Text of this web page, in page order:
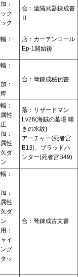
：
ク
ク
合：遠隔武器錬成書
Ⅱ
：
店：カーテンコール
Ep-1開始後
：
：
合：弩錬成秘伝書
：
性
：
性
ダ
落：リザードマン
Lv26(海賊の墓場 嘆
きの水紋)
アーチャー(死者宮
B13)、ブラッドハ
ンター(死者宮B49)
：
：
性
ダ
：
イ
グ
ッ
合：弩錬成古文書